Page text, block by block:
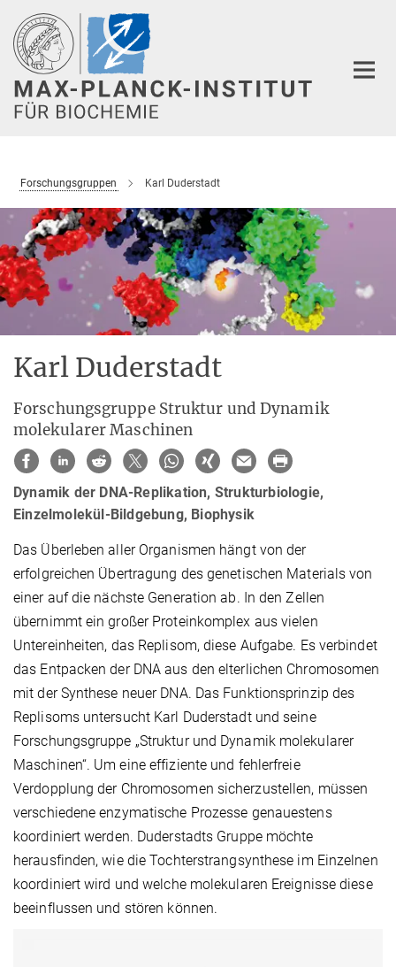
Hauptinhalt
Forschungsgruppen Karl Duderstadt
Karl Duderstadt
Forschungsgruppe Struktur und Dynamik
molekularer Maschinen
Dynamik der DNA-Replikation, Strukturbiologie,
Einzelmolekül-Bildgebung, Biophysik
Das Überleben aller Organismen hängt von der
erfolgreichen Übertragung des genetischen Materials von
einer auf die nächste Generation ab. In den Zellen
übernimmt ein großer Proteinkomplex aus vielen
Untereinheiten, das Replisom, diese Aufgabe. Es verbindet
das Entpacken der DNA aus den elterlichen Chromosomen
mit der Synthese neuer DNA. Das Funktionsprinzip des
Replisoms untersucht Karl Duderstadt und seine
Forschungsgruppe „Struktur und Dynamik molekularer
Maschinen“. Um eine effiziente und fehlerfreie
Verdopplung der Chromosomen sicherzustellen, müssen
verschiedene enzymatische Prozesse genauestens
koordiniert werden. Duderstadts Gruppe möchte
herausfinden, wie die Tochterstrangsynthese im Einzelnen
koordiniert wird und welche molekularen Ereignisse diese
beeinflussen und stören können.